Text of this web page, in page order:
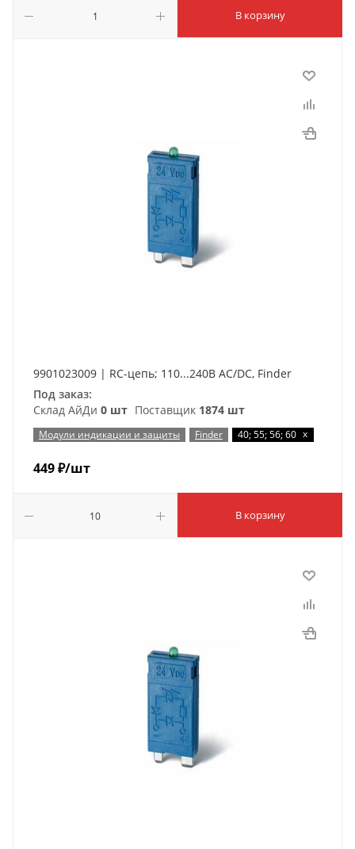
В корзину
9901023009 | RC-цепь; 110...240В AC/DC, Finder
Под заказ:
Склад АйДи 0 шт Поставщик 1874 шт
Модули индикации и защиты Finder 40; 55; 56; 60 x
449₽/шт
В корзину